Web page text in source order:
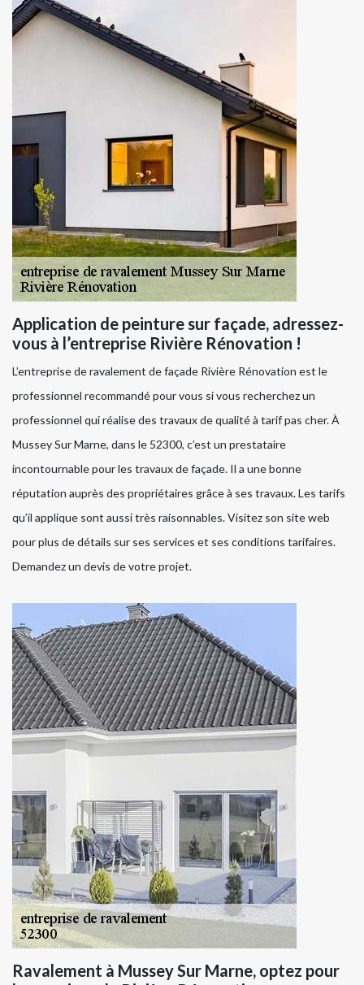
Application de peinture sur façade, adressez-
vous à l’entreprise Rivière Rénovation !
L’entreprise de ravalement de façade Rivière Rénovation est le
professionnel recommandé pour vous si vous recherchez un
professionnel qui réalise des travaux de qualité à tarif pas cher. À
Mussey Sur Marne, dans le 52300, c’est un prestataire
incontournable pour les travaux de façade. Il a une bonne
réputation auprès des propriétaires grâce à ses travaux. Les tarifs
qu’il applique sont aussi très raisonnables. Visitez son site web
pour plus de détails sur ses services et ses conditions tarifaires.
Demandez un devis de votre projet.
Ravalement à Mussey Sur Marne, optez pour